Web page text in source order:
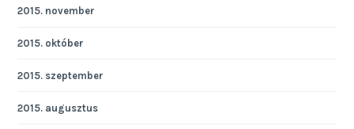
2015. november
2015. október
2015. szeptember
2015. augusztus